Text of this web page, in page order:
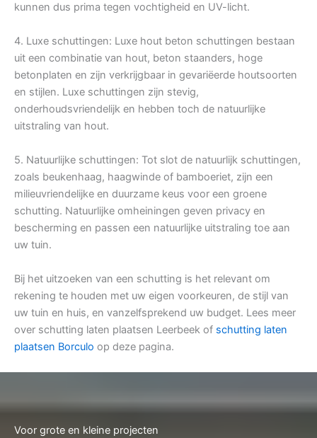
kunnen dus prima tegen vochtigheid en UV-licht.
4. Luxe schuttingen: Luxe hout beton schuttingen bestaan
uit een combinatie van hout, beton staanders, hoge
betonplaten en zijn verkrijgbaar in gevariëerde houtsoorten
en stijlen. Luxe schuttingen zijn stevig,
onderhoudsvriendelijk en hebben toch de natuurlijke
uitstraling van hout.
5. Natuurlijke schuttingen: Tot slot de natuurlijk schuttingen,
zoals beukenhaag, haagwinde of bamboeriet, zijn een
milieuvriendelijke en duurzame keus voor een groene
schutting. Natuurlijke omheiningen geven privacy en
bescherming en passen een natuurlijke uitstraling toe aan
uw tuin.
Bij het uitzoeken van een schutting is het relevant om
rekening te houden met uw eigen voorkeuren, de stijl van
uw tuin en huis, en vanzelfsprekend uw budget. Lees meer
over schutting laten plaatsen Leerbeek of schutting laten
plaatsen Borculo op deze pagina.
Voor grote en kleine projecten